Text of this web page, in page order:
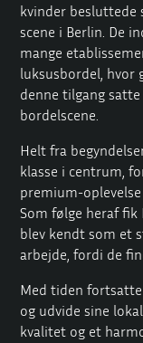
kvinder besluttede
scene i Berlin. De
mange
luksusbordel, hvor
denne tilgang
bordelscene.
Helt fra
klasse i centrum,
premium-
Som følge heraf
blev kendt som et
arbejde, fordi de
Med tiden
og udvide sine
kvalitet og et